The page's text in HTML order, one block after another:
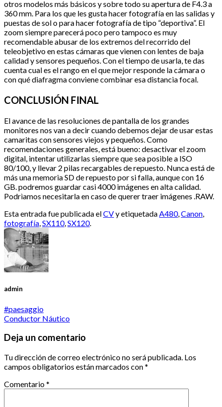
otros modelos más básicos y sobre todo su apertura de F4.3 a
360 mm. Para los que les gusta hacer fotografía en las salidas y
puestas de sol o para hacer fotografía de tipo “deportiva”. El
zoom siempre parecerá poco pero tampoco es muy
recomendable abusar de los extremos del recorrido del
teleobjetivo en estas cámaras que vienen con lentes de baja
calidad y sensores pequeños. Con el tiempo de usarla, te das
cuenta cual es el rango en el que mejor responde la cámara o
con qué diafragma conviene combinar esa distancia focal.
CONCLUSIÓN FINAL
El avance de las resoluciones de pantalla de los grandes
monitores nos van a decir cuando debemos dejar de usar estas
camaritas con sensores viejos y pequeños. Como
recomendaciones generales, está bueno: desactivar el zoom
digital, intentar utilizarlas siempre que sea posible a ISO
80/100, y llevar 2 pilas recargables de repuesto. Nunca está de
más una memoria SD de repuesto por si falla, aunque con 16
GB. podremos guardar casi 4000 imágenes en alta calidad.
Podrìamos necesitarla en caso de querer traer imágenes .RAW.
Esta entrada fue publicada elCVy etiquetadaA480,Canon,
fotografía,SX110,SX120.
admin
#paesaggio
Conductor Náutico
Deja un comentario
Tu dirección de correo electrónico no será publicada. Los
campos obligatorios están marcados con*
Comentario*